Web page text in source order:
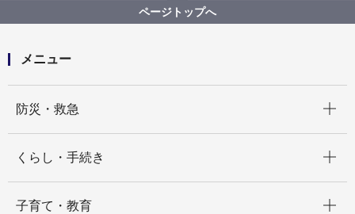
よみがえる昭和の街並み 旭区風景写真アーカイブ
2.上白根町
老人ホーム白寿荘(画像番号a097)
ページトップへ
メニュー
防災・救急
くらし・手続き
子育て・教育